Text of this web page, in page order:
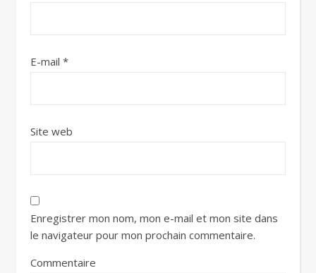
E-mail *
Site web
Enregistrer mon nom, mon e-mail et mon site dans
le navigateur pour mon prochain commentaire.
Commentaire